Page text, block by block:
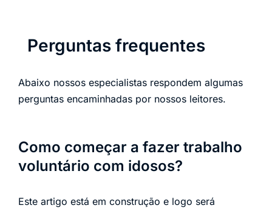
Perguntas frequentes
Abaixo nossos especialistas respondem algumas
perguntas encaminhadas por nossos leitores.
Como começar a fazer trabalho
voluntário com idosos?
Este artigo está em construção e logo será